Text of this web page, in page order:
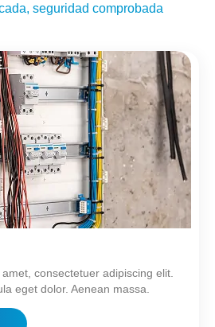
seguridad comprobada
consectetuer adipiscing elit.
eget dolor. Aenean massa.